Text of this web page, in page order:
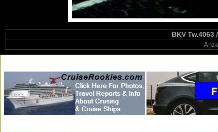
BKV Tw.4063